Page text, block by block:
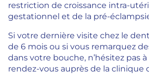
restriction de croissance intra-
gestationnel et de la pré-
Si votre dernière visite chez le
de 6 mois ou si vous remarquez
dans votre bouche, n’hésitez pas
rendez-vous auprès de la clinique